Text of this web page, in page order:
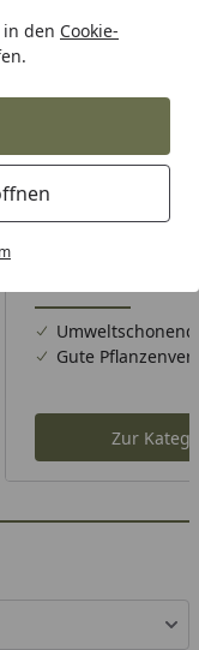
den Cookie-
Umweltschonend
Gute
Zur